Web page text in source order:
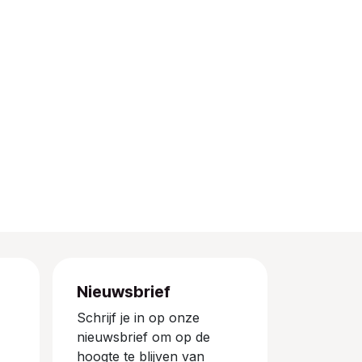
Nieuwsbrief
Schrijf je in op onze
nieuwsbrief om op de
hoogte te blijven van